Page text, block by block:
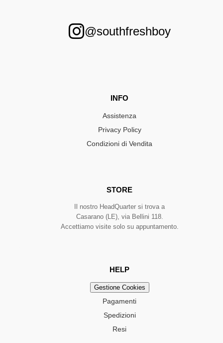
@southfreshboy
INFO
Assistenza
Privacy Policy
Condizioni di Vendita
STORE
Il nostro HeadQuarter si trova a
Casarano (LE), via Bellini 118.
Accettiamo visite solo su appuntamento.
HELP
Gestione Cookies
Pagamenti
Spedizioni
Resi